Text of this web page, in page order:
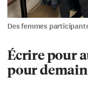
Des femmes
Écrire pour
pour demain